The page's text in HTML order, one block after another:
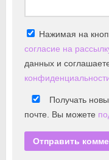
Нажимая на
согласие на
данных и
Получать
почте. Вы можете